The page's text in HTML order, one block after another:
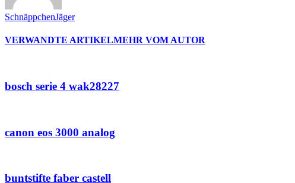
SchnäppchenJäger
VERWANDTE ARTIKELMEHR VOM AUTOR
bosch serie 4 wak28227
canon eos 3000 analog
buntstifte faber castell